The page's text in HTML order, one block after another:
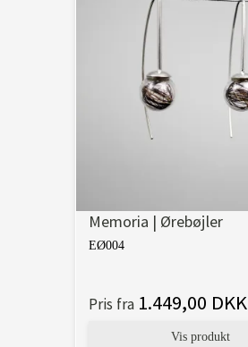
Memoria | Ørebøjler
EØ004
Pris fra 1.449,00 DKK
Vis produkt